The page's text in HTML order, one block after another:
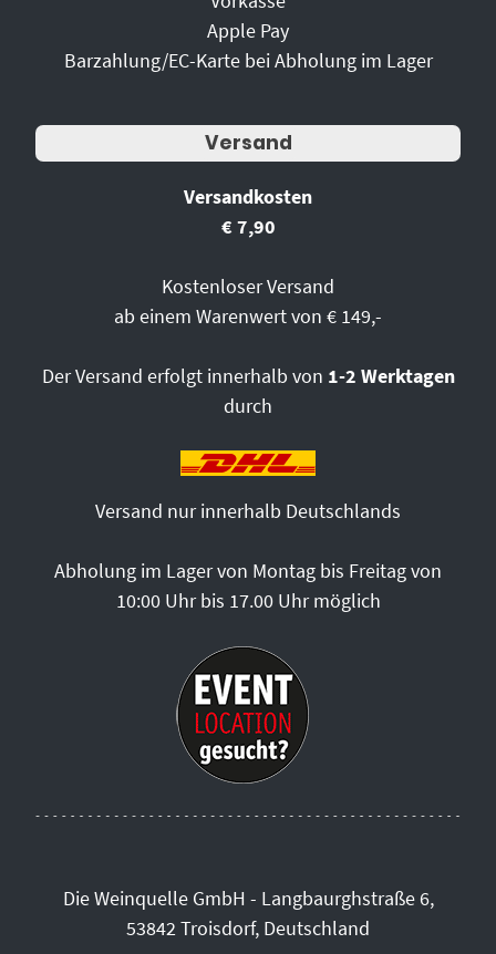
Apple Pay
Barzahlung/EC-Karte bei Abholung im Lager
Versand
Versandkosten
€ 7,90
Kostenloser Versand
ab einem Warenwert von € 149,-
Der Versand erfolgt innerhalb von 1-2 Werktagen
durch
Versand nur innerhalb Deutschlands
Abholung im Lager von Montag bis Freitag von
10:00 Uhr bis 17.00 Uhr möglich
Die Weinquelle GmbH - Langbaurghstraße 6,
53842 Troisdorf, Deutschland